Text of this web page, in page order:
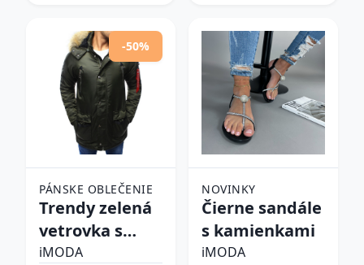
-50%
PÁNSKE OBLEČENIE
Trendy zelená
vetrovka s
kapucňou
iMODA
NOVINKY
Čierne sandále
s kamienkami
iMODA